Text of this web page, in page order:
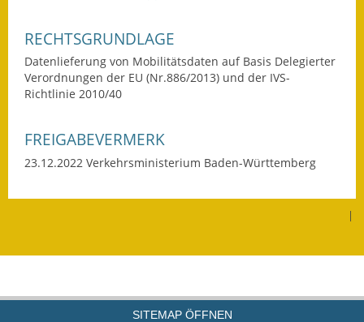
Grundsteuerreform
Wasserversorgung
Heiraten in Notzingen
Ortsrecht
RECHTSGRUNDLAGE
Datenlieferung von Mobilitätsdaten auf Basis Delegierter
Verordnungen der EU (Nr.886/2013) und der IVS-
Richtlinie 2010/40
FREIGABEVERMERK
23.12.2022 Verkehrsministerium Baden-Württemberg
|
SITEMAP ÖFFNEN